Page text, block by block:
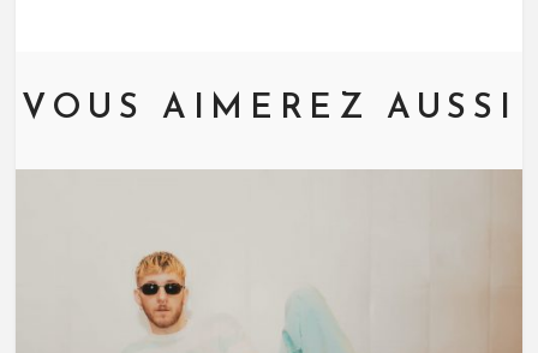
VOUS AIMEREZ AUSSI